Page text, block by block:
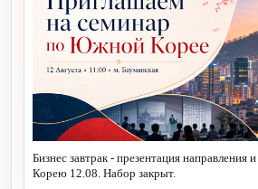
Бизнес завтрак - презентация
Корею 12.08. Набор закрыт.